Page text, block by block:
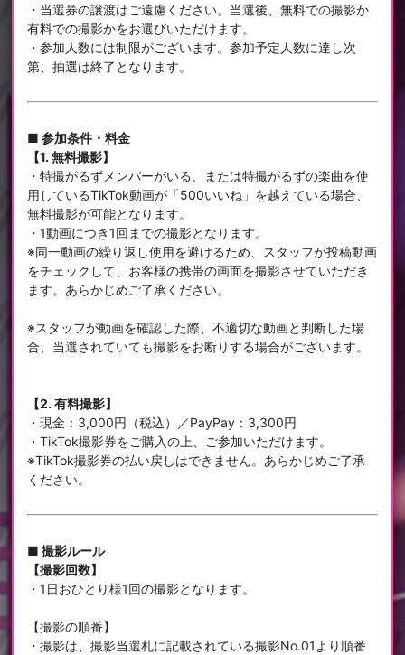
・当選券の譲渡はご遠慮ください。当選後、無料での撮影か
有料での撮影かをお選びいただけます。
・参加人数には制限がございます。参加予定人数に達し次
第、抽選は終了となります。
■ 参加条件・料金
【1. 無料撮影】
・特撮がるずメンバーがいる、または特撮がるずの楽曲を使
用しているTikTok動画が「500いいね」を越えている場合、
無料撮影が可能となります。
・1動画につき1回までの撮影となります。
※同一動画の繰り返し使用を避けるため、スタッフが投稿動画
をチェックして、お客様の携帯の画面を撮影させていただき
ます。あらかじめご了承ください。
※スタッフが動画を確認した際、不適切な動画と判断した場
合、当選されていても撮影をお断りする場合がございます。
【2. 有料撮影】
・現金：3,000円（税込）／PayPay：3,300円
・TikTok撮影券をご購入の上、ご参加いただけます。
※TikTok撮影券の払い戻しはできません。あらかじめご了承
ください。
■ 撮影ルール
【撮影回数】
・1日おひとり様1回の撮影となります。
【撮影の順番】
・撮影は、撮影当選札に記載されている撮影No.01より順番